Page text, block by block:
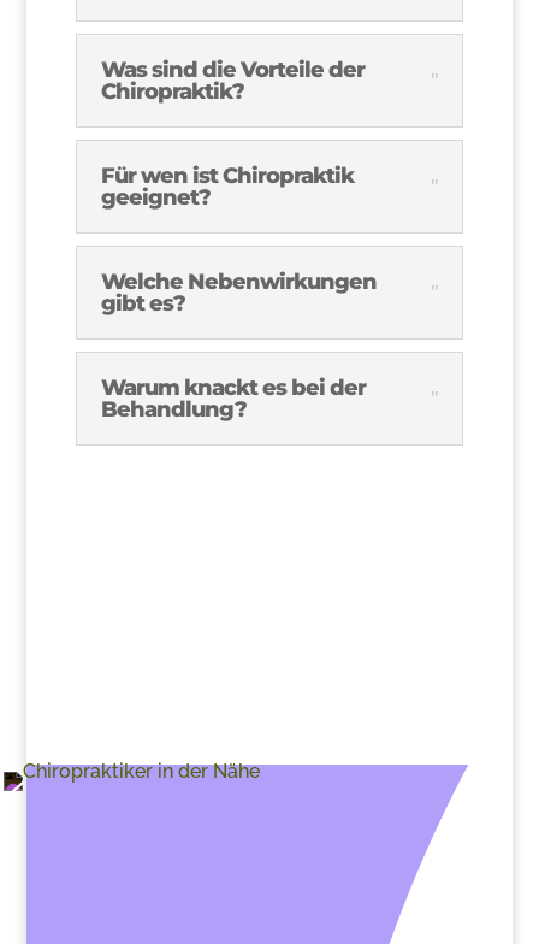
Was sind die Vorteile der
Chiropraktik?
Für wen ist Chiropraktik
geeignet?
Welche Nebenwirkungen
gibt es?
Warum knackt es bei der
Behandlung?